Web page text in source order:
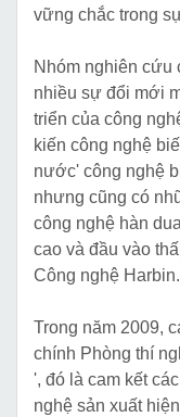
vững chắc trong
Nhóm nghiên cứu
nhiều sự đổi mới
triển của công
kiến ​​công nghệ
nước' công nghệ
nhưng cũng có
công nghệ hàn
cao và đầu vào
Công nghệ Harbin.
Trong năm 2009,
chính Phòng thí
', đó là cam kết
nghệ sản xuất